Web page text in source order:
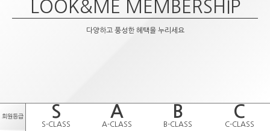
LOOK&ME MEMBERSHIP
다양하고 풍성한 혜택을 누리세요
회원등급 S A B C
S-CLASS A-CLASS B-CLASS C-CLASS